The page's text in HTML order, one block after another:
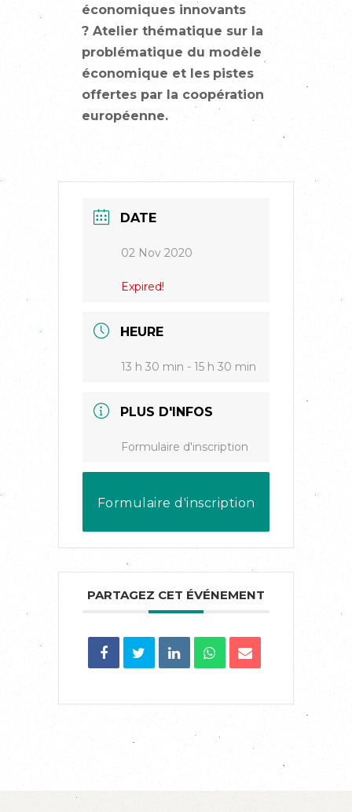
économiques innovants
? Atelier thématique sur la
problématique du modèle
économique et les pistes
offertes par la coopération
européenne.
DATE
02 Nov 2020
Expired!
HEURE
13 h 30 min - 15 h 30 min
PLUS D'INFOS
Formulaire d'inscription
Formulaire d'inscription
PARTAGEZ CET ÉVÉNEMENT